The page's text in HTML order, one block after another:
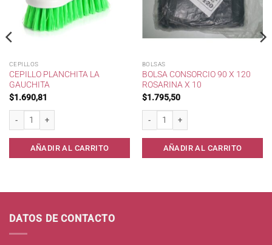
CEPILLOS
CEPILLO PLANCHITA LA
GAUCHITA
$1.690,81
Cepillo Planchita La Gauchita cantidad
AÑADIR AL CARRITO
BOLSAS
BOLSA CONSORCIO 90 X 120
ROSARINA X 10
$1.795,50
Bolsa Consorcio 90 x 120 Rosarina x
AÑADIR AL CARRITO
DATOS DE CONTACTO